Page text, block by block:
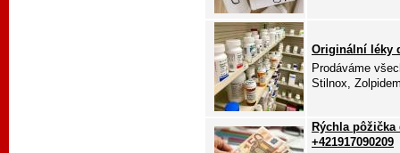
Originální léky
Prodáváme
Stilnox,
Rýchla
+421917090209